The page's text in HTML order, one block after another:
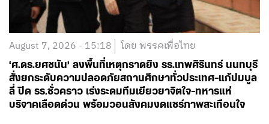
August 7, 2026 - 15:18 โดย พรรคเพื่อไทย
‘ศ.ดร.ยศชนัน’ ลงพื้นที่เหตุกราดยิง รร.เทพศิรินทร์ นนทบุรี
สั่งยกระดับความปลอดภัยสถานศึกษาทั่วประเทศ-แก้ปมบูล
ลี่ ปิด รร.ชั่วคราว เร่งระดมทีมเยียวยาจิตใจ-ทหารแห่
บริจาคเลือดด่วน พร้อมวอนสังคมงดแชร์ภาพสะเทือนใจ